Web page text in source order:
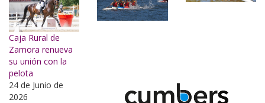
Caja Rural de
Zamora renueva
su unión con la
pelota
24 de Junio de
2026